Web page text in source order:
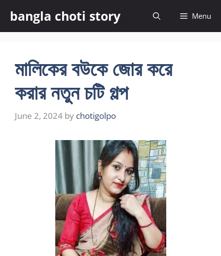
content
bangla choti story Menu
মালিকের বউকে জোর করে
করার নতুন চটি গল্প
June 2, 2024 by chotigolpo